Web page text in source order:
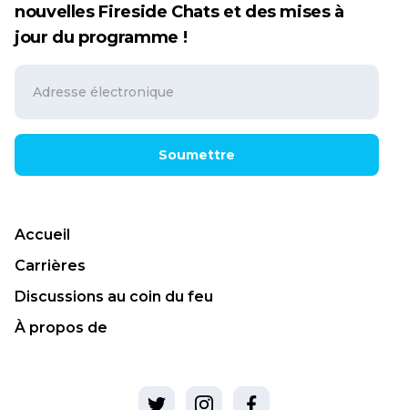
nouvelles Fireside Chats et des mises à
jour du programme !
Soumettre
Accueil
Carrières
Discussions au coin du feu
À propos de